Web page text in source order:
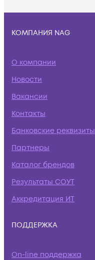
КОМПАНИЯ NAG
О компании
Новости
Вакансии
Контакты
Банковские реквизиты
Партнеры
Каталог брендов
Результаты СОУТ
Аккредитация ИТ
ПОДДЕРЖКА
On-line поддержка